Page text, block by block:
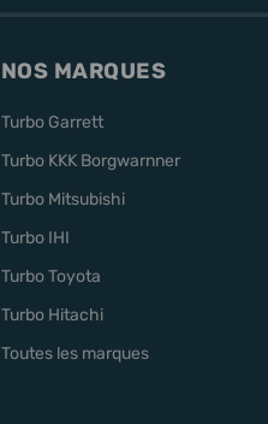
NOS MARQUES
Turbo Garrett
Turbo KKK Borgwarnner
Turbo Mitsubishi
Turbo IHI
Turbo Toyota
Turbo Hitachi
Toutes les marques